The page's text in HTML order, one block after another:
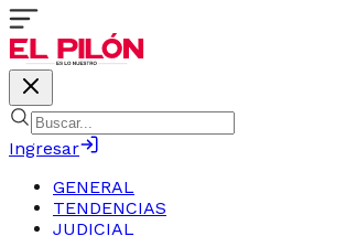
Ingresar
GENERAL
TENDENCIAS
JUDICIAL